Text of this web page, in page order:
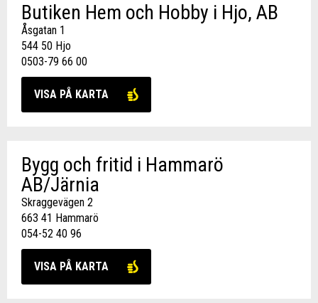
Butiken Hem och Hobby i Hjo, AB
Åsgatan 1
544 50 Hjo
0503-79 66 00
VISA PÅ KARTA
Bygg och fritid i Hammarö
AB/Järnia
Skraggevägen 2
663 41 Hammarö
054-52 40 96
VISA PÅ KARTA